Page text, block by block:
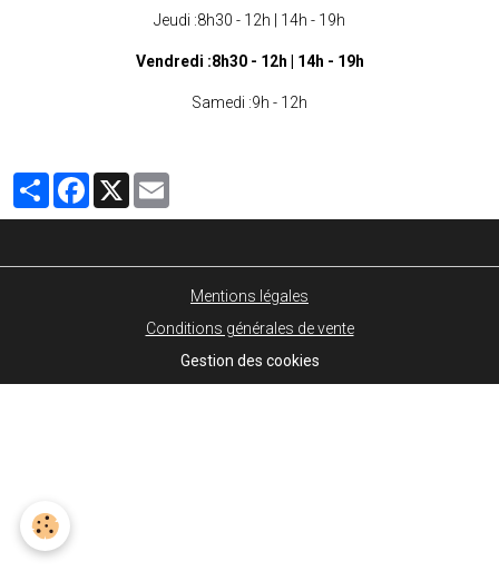
Jeudi :8h30 - 12h | 14h - 19h
Vendredi :8h30 - 12h | 14h - 19h
Samedi :9h - 12h
PartagerFacebook
X
Mentions légales
Conditions générales de vente
Gestion des cookies